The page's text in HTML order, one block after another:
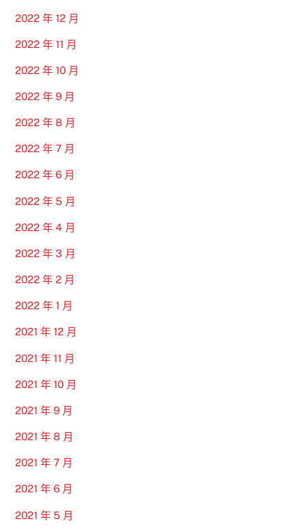
2022 年 12 月
2022 年 11 月
2022 年 10 月
2022 年 9 月
2022 年 8 月
2022 年 7 月
2022 年 6 月
2022 年 5 月
2022 年 4 月
2022 年 3 月
2022 年 2 月
2022 年 1 月
2021 年 12 月
2021 年 11 月
2021 年 10 月
2021 年 9 月
2021 年 8 月
2021 年 7 月
2021 年 6 月
2021 年 5 月